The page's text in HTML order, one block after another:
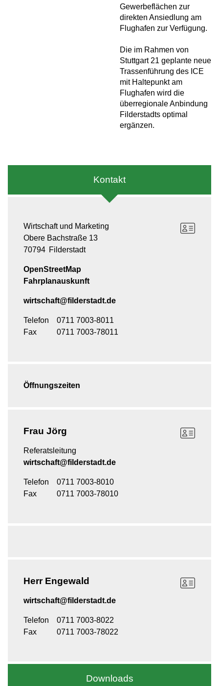
Gewerbeflächen zur
direkten Ansiedlung am
Flughafen zur Verfügung.
Die im Rahmen von
Stuttgart 21 geplante neue
Trassenführung des ICE
mit Haltepunkt am
Flughafen wird die
überregionale Anbindung
Filderstadts optimal
ergänzen.
Kontakt
Wirtschaft und Marketing
Obere Bachstraße 13
70794 Filderstadt
OpenStreetMap
Fahrplanauskunft
wirtschaft@filderstadt.de
Telefon
0711 7003-8011
Fax
0711 7003-78011
Öffnungszeiten
Frau Jörg
Referatsleitung
wirtschaft@filderstadt.de
Telefon
0711 7003-8010
Fax
0711 7003-78010
Herr Engewald
wirtschaft@filderstadt.de
Telefon
0711 7003-8022
Fax
0711 7003-78022
Downloads